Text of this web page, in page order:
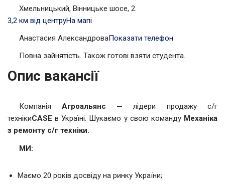
Хмельницький, Вінницьке шосе, 2.
3,2 км від центруНа мапі
Анастасия АлександроваПоказати телефон
Повна зайнятість. Також готові взяти студента.
Опис вакансії
Компанія Агроальянс —лідери продажу с/г
технікиCASEв Україні. Шукаємо у свою команду Механіка
з ремонту с/г техніки.
МИ:
Маємо 20 років досвіду на ринку України;